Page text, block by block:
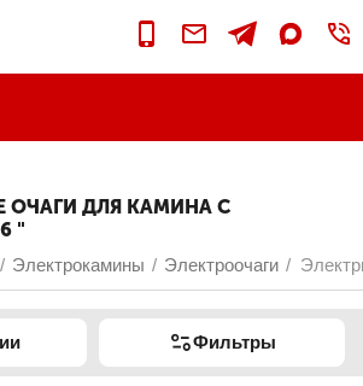
ОЧАГИ ДЛЯ КАМИНА С
"
/ Электрокамины / Электроочаги /
Фильтры